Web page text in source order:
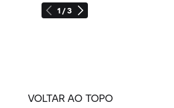
1 / 3
VOLTAR AO TOPO